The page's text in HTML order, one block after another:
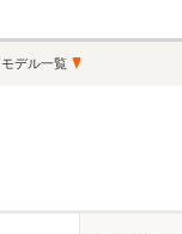
モデル一覧